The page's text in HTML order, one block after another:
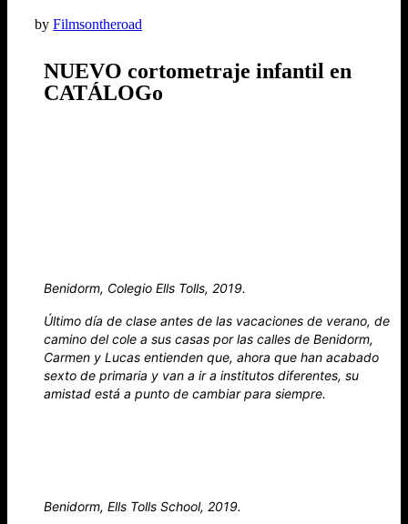
by Filmsontheroad
NUEVO cortometraje infantil en
CATÁLOGo
Benidorm, Colegio Ells Tolls, 2019.
Último día de clase antes de las vacaciones de verano, de
camino del cole a sus casas por las calles de Benidorm,
Carmen y Lucas entienden que, ahora que han acabado
sexto de primaria y van a ir a institutos diferentes, su
amistad está a punto de cambiar para siempre.
Benidorm, Ells Tolls School, 2019.